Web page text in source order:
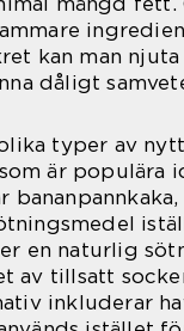
kan man njuta
dåligt
typer av
är populära
bananpannkaka,
en naturlig
av tillsatt
inkluderar